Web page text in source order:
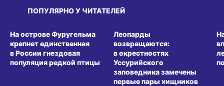
ПОПУЛЯРНО У ЧИТАТЕЛЕЙ
На острове Фуругельма
крепнет единственная
в России гнездовая
популяция редкой птицы
Леопарды
возвращаются:
в окрестностях
Уссурийского
заповедника замечены
первые пары хищников